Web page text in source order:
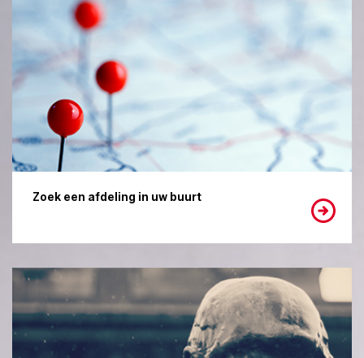
Zoek een afdeling in uw buurt